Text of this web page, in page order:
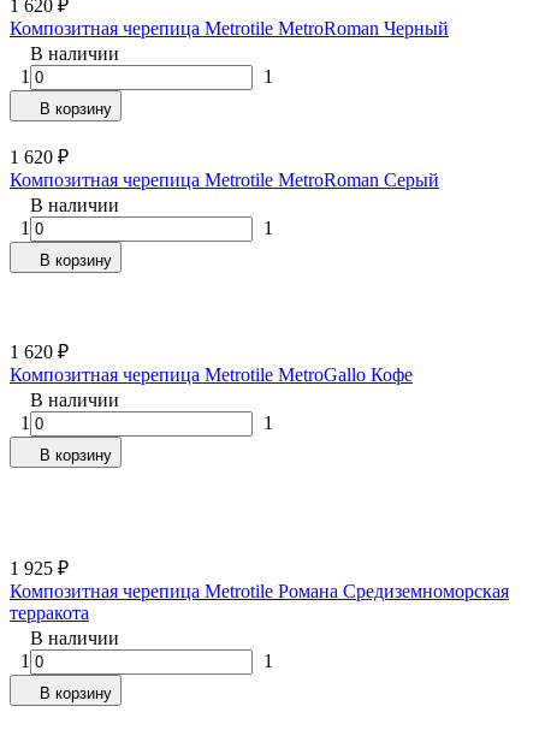
1 620 ₽
Композитная черепица Metrotile MetroRoman Черный
В наличии
1
1
В корзину
1 620 ₽
Композитная черепица Metrotile MetroRoman Серый
В наличии
1
1
В корзину
1 620 ₽
Композитная черепица Metrotile MetroGallo Кофе
В наличии
1
1
В корзину
1 925 ₽
Композитная черепица Metrotile Романа Cредиземноморская
терракота
В наличии
1
1
В корзину